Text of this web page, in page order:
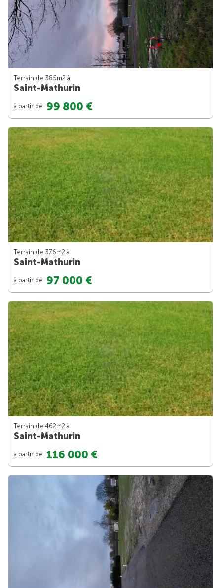
Terrain de 385m2 à
Saint-Mathurin
à partir de 99 800 €
Terrain de 376m2 à
Saint-Mathurin
à partir de 97 000 €
Terrain de 462m2 à
Saint-Mathurin
à partir de 116 000 €